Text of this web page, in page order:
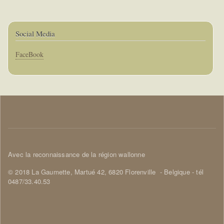
Social Media
Corps
FaceBook
Corps
Avec la reconnaissance de la région wallonne
© 2018 La Gaumette, Martué 42, 6820 Florenville - Belgique - tél
0487/33.40.53